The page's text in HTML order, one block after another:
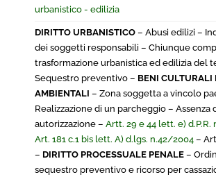
urbanistico - edilizia
DIRITTO URBANISTICO – Abusi edilizi –
dei soggetti responsabili – Chiunque
trasformazione urbanistica ed edilizia del
Sequestro preventivo – BENI CULTURALI
AMBIENTALI – Zona soggetta a vincolo
Realizzazione di un parcheggio – Assenza
autorizzazione – Artt. 29 e 44 lett. e) d.P.R.
Art. 181 c.1 bis lett. A) d.lgs. n.42/2004 –
– DIRITTO PROCESSUALE PENALE –
sequestro preventivo e ricorso per